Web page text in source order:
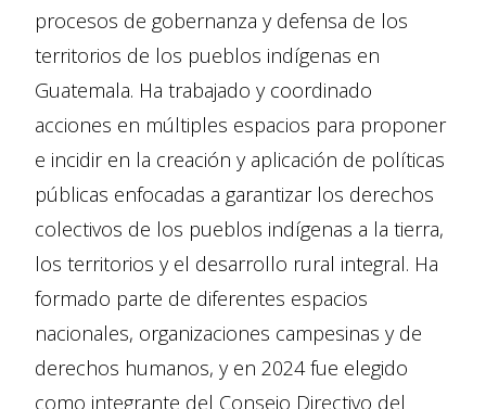
procesos de gobernanza y defensa de los
territorios de los pueblos indígenas en
Guatemala. Ha trabajado y coordinado
acciones en múltiples espacios para proponer
e incidir en la creación y aplicación de políticas
públicas enfocadas a garantizar los derechos
colectivos de los pueblos indígenas a la tierra,
los territorios y el desarrollo rural integral. Ha
formado parte de diferentes espacios
nacionales, organizaciones campesinas y de
derechos humanos, y en 2024 fue elegido
como integrante del Consejo Directivo del